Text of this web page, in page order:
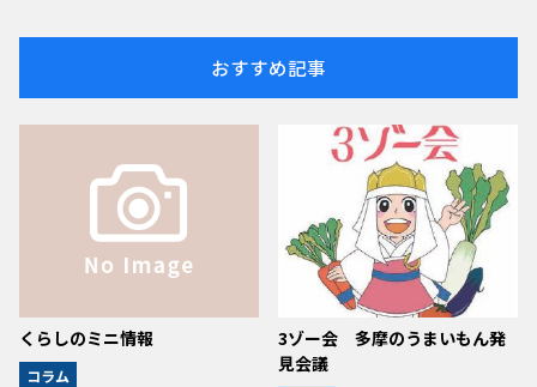
おすすめ記事
くらしのミニ情報
コラム
3ゾー会 多摩のうまいもん発
見会議